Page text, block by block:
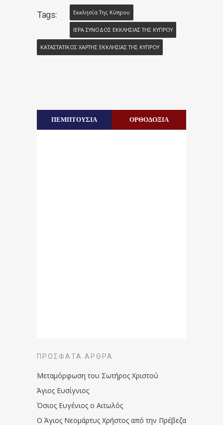
Tags: Εκκλησία Της Κύπρου
ΙΕΡΑ ΣΥΝΟΔΟΣ ΕΚΚΛΗΣΙΑΣ ΤΗΣ ΚΥΠΡΟΥ
ΚΑΤΑΣΤΑΤΙΚΟΣ ΧΑΡΤΗΣ ΕΚΚΛΗΣΙΑΣ ΤΗΣ ΚΥΠΡΟΥ
ΠΕΜΠΤΟΥΣΙΑ ΟΡΘΟΔΟΞΙΑ
ΠΡΌΣΦΑΤΑ ΆΡΘΡΑ
Μεταμόρφωση του Σωτήρος Χριστού
Άγιος Ευσίγνιος
Όσιος Ευγένιος ο Αιτωλός
Ο Άγιος Νεομάρτυς Χρήστος από την Πρέβεζα